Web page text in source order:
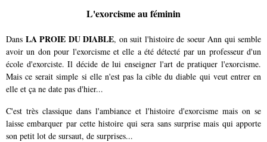
L'exorcisme au féminin
Dans LA PROIE DU DIABLE, on suit l'histoire de soeur Ann qui semble
avoir un don pour l'exorcisme et elle a été détecté par un professeur d'un
école d'exorciste. Il décide de lui enseigner l'art de pratiquer l'exorcisme.
Mais ce serait simple si elle n'est pas la cible du diable qui veut entrer en
elle et ça ne date pas d'hier...
C'est très classique dans l'ambiance et l'histoire d'exorcisme mais on se
laisse embarquer par cette histoire qui sera sans surprise mais qui apporte
son petit lot de sursaut, de surprises...